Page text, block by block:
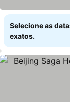
Selecione as
exatos.